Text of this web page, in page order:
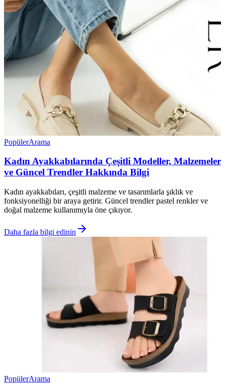
PopülerArama
Kadın Ayakkabılarında Çeşitli Modeller, Malzemeler
ve Güncel Trendler Hakkında Bilgi
Kadın ayakkabıları, çeşitli malzeme ve tasarımlarla şıklık ve
fonksiyonelliği bir araya getirir. Güncel trendler pastel renkler ve
doğal malzeme kullanımıyla öne çıkıyor.
Daha fazla bilgi edinin
PopülerArama